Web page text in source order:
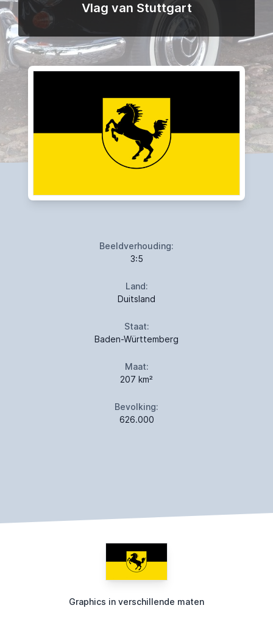
Vlag van Stuttgart
Beeldverhouding:
3:5
Land:
Duitsland
Staat:
Baden-Württemberg
Maat:
207 km²
Bevolking:
626.000
Graphics in verschillende maten